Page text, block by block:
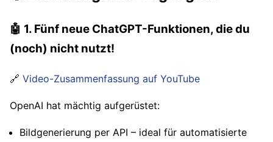
🤖 1. Fünf neue ChatGPT-Funktionen, die du
(noch) nicht nutzt!
🔗 Video-Zusammenfassung auf YouTube
OpenAI hat mächtig aufgerüstet:
Bildgenerierung per API – ideal für automatisierte